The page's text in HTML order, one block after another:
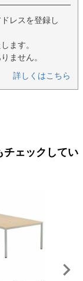
レスを登録し
ます。
ません。
詳しくはこちら
チェックしてい